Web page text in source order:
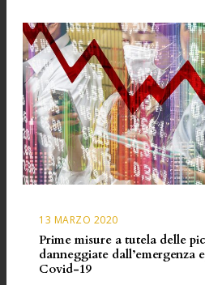
13 MARZO 2020
Prime misure a tutela delle
danneggiate dall’emergenza
Covid-19